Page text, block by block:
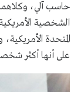
حاسب آلي،
الشخصية
على أنها أكثر